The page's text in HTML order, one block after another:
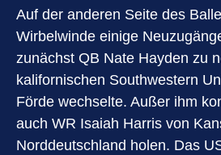
Auf der anderen Seite des
Wirbelwinde einige
zunächst QB Nate Hayden zu
kalifornischen Southwestern
Förde wechselte. Außer ihm
auch WR Isaiah Harris von
Norddeutschland holen. Das